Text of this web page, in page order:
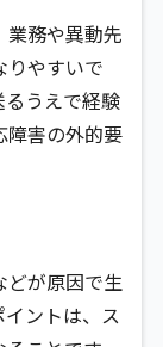
業務や異動先
りやすいで
うえで経験
障害の外的要
どが原因で生
ントは、ス